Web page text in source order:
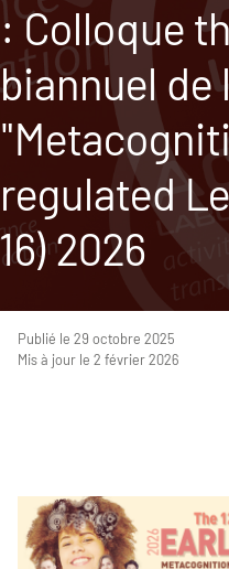
: Colloque
biannuel de
regulated
16) 2026
Publié le 29 octobre 2025
Mis à jour le 2 février 2026